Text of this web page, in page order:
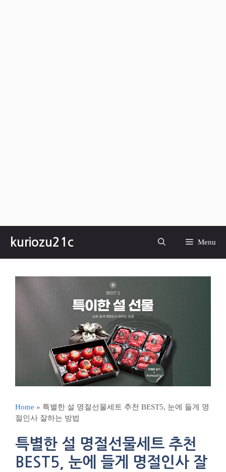
kuriozu21c Menu
Home » 특별한 설 명절선물세트 추천 BEST5, 눈에 들게 명
절인사 잘하는 방법
특별한 설 명절선물세트 추천
BEST5, 눈에 들게 명절인사 잘